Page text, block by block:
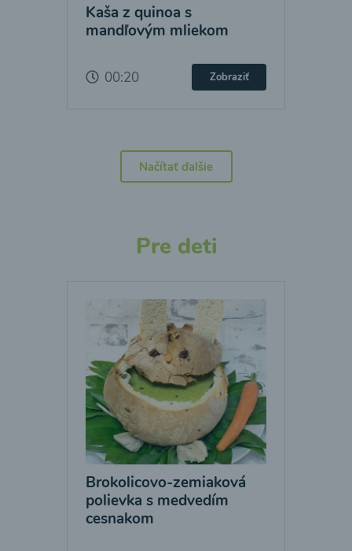
Kaša z quinoa s
mandľovým mliekom
00:20 Zobraziť
Načítať ďalšie
Pre deti
Brokolicovo-zemiaková
polievka s medvedím
cesnakom